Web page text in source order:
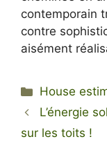
contemporain
contre
aisément
Categories
House
L’énergie
sur les toits !